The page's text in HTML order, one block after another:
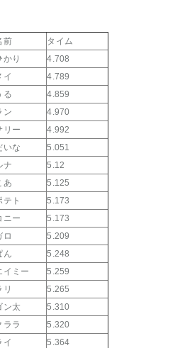
前
タイム
かり
4.708
イ
4.789
る
4.859
ン
4.970
リー
4.992
いな
5.051
ナ
5.12
あ
5.125
テト
5.173
ニー
5.173
ロ
5.209
ん
5.248
イミー
5.259
リ
5.265
ン太
5.310
ララ
5.320
イ
5.364